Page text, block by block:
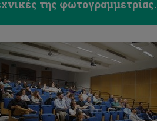
της φωτογραμμετρίας.